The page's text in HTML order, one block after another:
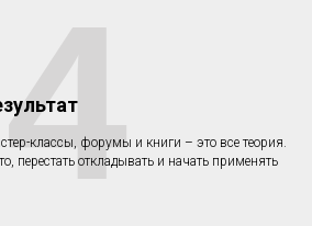
классы, форумы и книги – это все теория.
перестать откладывать и начать применять
4